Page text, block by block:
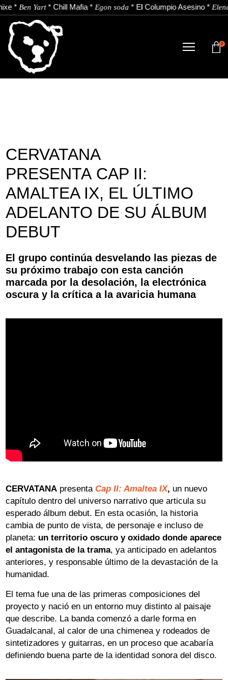
*Ben Yart*Chill Mafia*Egon soda* El Columpio Asesino*Elena
TIENDA
CONTACTO
ES
Aviso Legal Política de Cookies
0
CERVATANA
PRESENTA CAP II:
AMALTEA IX, EL ÚLTIMO
ADELANTO DE SU ÁLBUM
DEBUT
El grupo continúa desvelando las piezas de
su próximo trabajo con esta canción
marcada por la desolación, la electrónica
oscura y la crítica a la avaricia humana
CERVATANA presenta Cap II: Amaltea IX, un nuevo
capítulo dentro del universo narrativo que articula su
esperado álbum debut. En esta ocasión, la historia
cambia de punto de vista, de personaje e incluso de
planeta: un territorio oscuro y oxidado donde aparece
el antagonista de la trama, ya anticipado en adelantos
anteriores, y responsable último de la devastación de la
humanidad.
El tema fue una de las primeras composiciones del
proyecto y nació en un entorno muy distinto al paisaje
que describe. La banda comenzó a darle forma en
Guadalcanal, al calor de una chimenea y rodeados de
sintetizadores y guitarras, en un proceso que acabaría
definiendo buena parte de la identidad sonora del disco.